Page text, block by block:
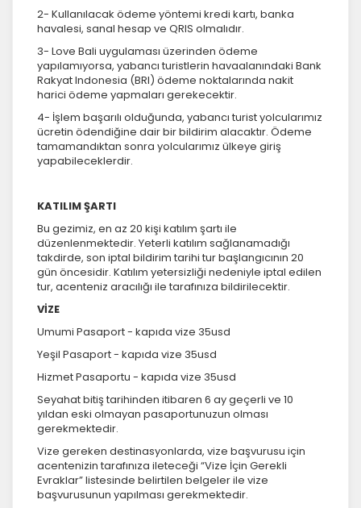
2- Kullanılacak ödeme yöntemi kredi kartı, banka
havalesi, sanal hesap ve QRIS olmalıdır.
3- Love Bali uygulaması üzerinden ödeme
yapılamıyorsa, yabancı turistlerin havaalanındaki Bank
Rakyat Indonesia (BRI) ödeme noktalarında nakit
harici ödeme yapmaları gerekecektir.
4- İşlem başarılı olduğunda, yabancı turist yolcularımız
ücretin ödendiğine dair bir bildirim alacaktır. Ödeme
tamamandıktan sonra yolcularımız ülkeye giriş
yapabileceklerdir.
KATILIM ŞARTI
Bu gezimiz, en az 20 kişi katılım şartı ile
düzenlenmektedir. Yeterli katılım sağlanamadığı
takdirde, son iptal bildirim tarihi tur başlangıcının 20
gün öncesidir. Katılım yetersizliği nedeniyle iptal edilen
tur, acenteniz aracılığı ile tarafınıza bildirilecektir.
VİZE
Umumi Pasaport - kapıda vize 35usd
Yeşil Pasaport - kapıda vize 35usd
Hizmet Pasaportu - kapıda vize 35usd
Seyahat bitiş tarihinden itibaren 6 ay geçerli ve 10
yıldan eski olmayan pasaportunuzun olması
gerekmektedir.
Vize gereken destinasyonlarda, vize başvurusu için
acentenizin tarafınıza ileteceği “Vize İçin Gerekli
Evraklar” listesinde belirtilen belgeler ile vize
başvurusunun yapılması gerekmektedir.